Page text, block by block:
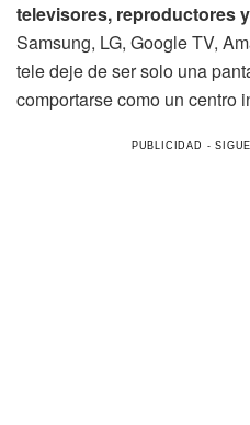
televisores, reproductores
Samsung, LG, Google TV,
tele deje de ser solo una
comportarse como un centro